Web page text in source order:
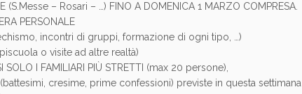
(S.Messe – Rosari – …) FINO A DOMENICA 1 MARZO COMPRESA.
PERSONALE
incontri di gruppi, formazione di ogni tipo, …)
o visite ad altre realtà)
SOLO I FAMILIARI PIÙ STRETTI (max 20 persone),
(battesimi, cresime, prime confessioni) previste in questa settimana